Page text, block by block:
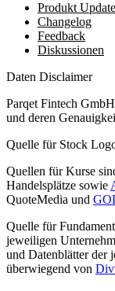
Produkt
Changelog
Feedback
Diskussionen
Daten Disclaimer
Parqet Fintech
und deren
Quelle für Stock
Quellen für Kurse
Handelsplätze sowie
QuoteMedia und
Quelle für
jeweiligen
und Datenblätter der
überwiegend von